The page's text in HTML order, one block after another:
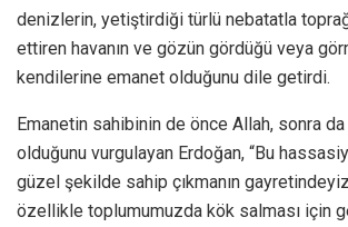
denizlerin, yetiştirdiği türlü nebatatla
ettiren havanın ve gözün gördüğü veya
kendilerine emanet olduğunu dile getirdi.
Emanetin sahibinin de önce Allah, sonra
olduğunu vurgulayan Erdoğan, “Bu
güzel şekilde sahip çıkmanın
özellikle toplumumuzda kök salması için